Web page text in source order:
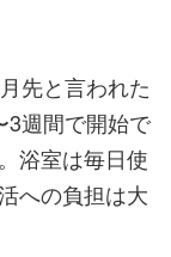
先と言われた
3週間で開始で
浴室は毎日使
への負担は大